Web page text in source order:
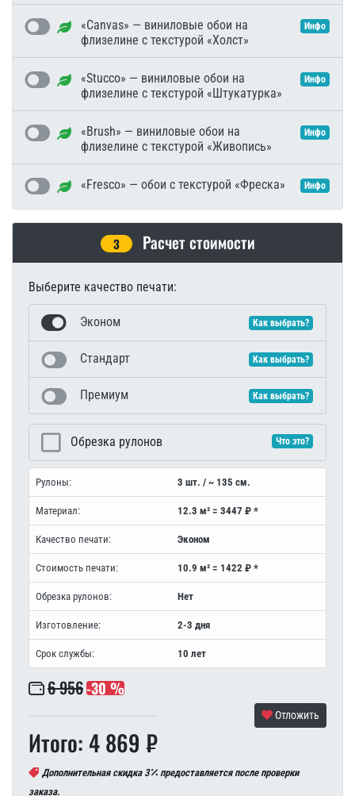
«Canvas» — виниловые обои на
флизелине с текстурой «Холст»
Инфо
«Stucco» — виниловые обои на
флизелине с текстурой «Штукатурка»
Инфо
«Brush» — виниловые обои на
флизелине с текстурой «Живопись»
Инфо
«Fresco» — обои с текстурой «Фреска» Инфо
3 Расчет стоимости
Выберите качество печати:
Эконом Как выбрать?
Стандарт Как выбрать?
Премиум Как выбрать?
Обрезка рулонов Что это?
Рулоны: 3 шт. / ~ 135 см.
Материал: 12.3 м² = 3447 ₽ *
Качество печати: Эконом
Стоимость печати: 10.9 м² = 1422 ₽ *
Обрезка рулонов: Нет
Изготовление: 2-3 дня
Срок службы: 10 лет
6 956-30 %
Итого: 4 869 ₽
Отложить
Дополнительная скидка 3
предоставляется после проверки
заказа.